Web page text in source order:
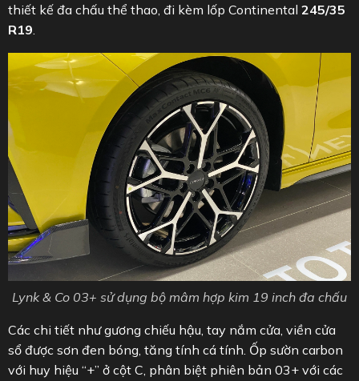
thiết kế đa chấu thể thao, đi kèm lốp Continental 245/35
R19
Lynk & Co 03+ sử dụng bộ mâm hợp kim 19 inch đa chấu
Các chi tiết như gương chiếu hậu, tay nắm cửa, viền cửa
sổ được sơn đen bóng, tăng tính cá tính. Ốp sườn carbon
với huy hiệu “+” ở cột C, phân biệt phiên bản 03+ với các